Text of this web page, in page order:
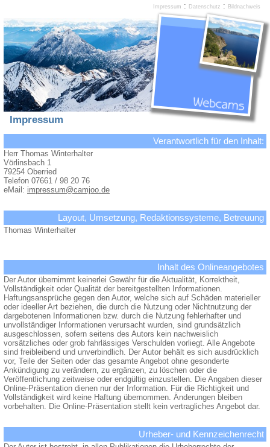
Impressum
Verantwortlich für den Inhalt:
Herr Thomas Winterhalter
Vörlinsbach 1
79254 Oberried
Telefon 07661 / 98 20 76
eMail: impressum@camjoo.de
Layout, Umsetzung, Redaktionssysteme, Betreuung
Thomas Winterhalter
Inhalt des Onlineangebotes
Der Autor übernimmt keinerlei Gewähr für die Aktualität, Korrektheit,
Vollständigkeit oder Qualität der bereitgestellten Informationen.
Haftungsansprüche gegen den Autor, welche sich auf Schäden materieller
oder ideeller Art beziehen, die durch die Nutzung oder Nichtnutzung der
dargebotenen Informationen bzw. durch die Nutzung fehlerhafter und
unvollständiger Informationen verursacht wurden, sind grundsätzlich
ausgeschlossen, sofern seitens des Autors kein nachweislich
vorsätzliches oder grob fahrlässiges Verschulden vorliegt. Alle Angebote
sind freibleibend und unverbindlich. Der Autor behält es sich ausdrücklich
vor, Teile der Seiten oder das gesamte Angebot ohne gesonderte
Ankündigung zu verändern, zu ergänzen, zu löschen oder die
Veröffentlichung zeitweise oder endgültig einzustellen. Die Angaben dieser
Online-Präsentation dienen nur der Information. Für die Richtigkeit und
Vollständigkeit wird keine Haftung übernommen. Änderungen bleiben
vorbehalten. Die Online-Präsentation stellt kein vertragliches Angebot dar.
Urheber- und Kennzeichenrecht
Impressum : Datenschutz : Bildnachweis